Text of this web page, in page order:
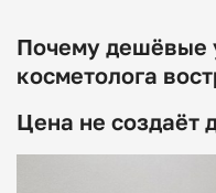
Почему дешёвые
косметолога
Цена не создаёт